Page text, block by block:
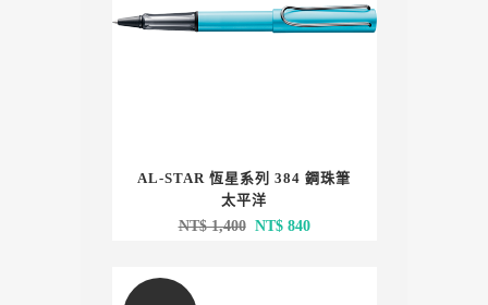
AL-STAR 恆星系列 384 鋼珠筆
太平洋
NT$1,400 原
NT$840目